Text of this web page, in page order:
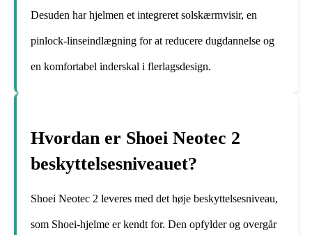
Desuden har hjelmen et integreret solskærmvisir, en
pinlock-linseindlægning for at reducere dugdannelse og
en komfortabel inderskal i flerlagsdesign.
Hvordan er Shoei Neotec 2
beskyttelsesniveauet?
Shoei Neotec 2 leveres med det høje beskyttelsesniveau,
som Shoei-hjelme er kendt for. Den opfylder og overgår